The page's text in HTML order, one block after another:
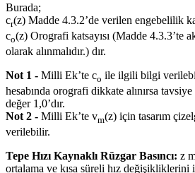
Burada;
cr(z) Madde 4.3.2’de verilen engebelilik
co(z) Orografi katsayısı (Madde 4.3.3’te
olarak alınmalıdır.) dır.
Not 1 - Milli Ek’te co ile ilgili bilgi
hesabında orografi dikkate alınırsa
değer 1,0’dır.
Not 2 - Milli Ek’te vm(z) için tasarım
verilebilir.
Tepe Hızı Kaynaklı Rüzgar Basıncı: z
ortalama ve kısa süreli hız değişikliklerini